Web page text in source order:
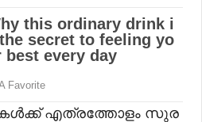
എത്രത്തോളം സുര